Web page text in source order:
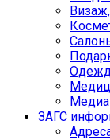
Медиа
ЗАГС